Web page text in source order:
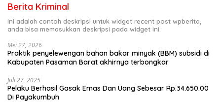
Berita Kriminal
Ini adalah contoh deskripsi untuk widget recent post wpberita,
anda bisa memasukkan deskripsi pada widget ini.
Mei 27, 2026
Praktik penyelewengan bahan bakar minyak (BBM) subsidi di
Kabupaten Pasaman Barat akhirnya terbongkar
Juli 27, 2025
Pelaku Berhasil Gasak Emas Dan Uang Sebesar Rp.34.650.00
Di Payakumbuh